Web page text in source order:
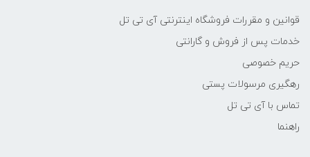
قوانین و مقررات فروشگاه اینترنتی آی تی تل
خدمات پس از فروش و گارانتی
حریم خصوصی
رهگیری مرسولات پستی
تماس با آی تی تل
راهنما